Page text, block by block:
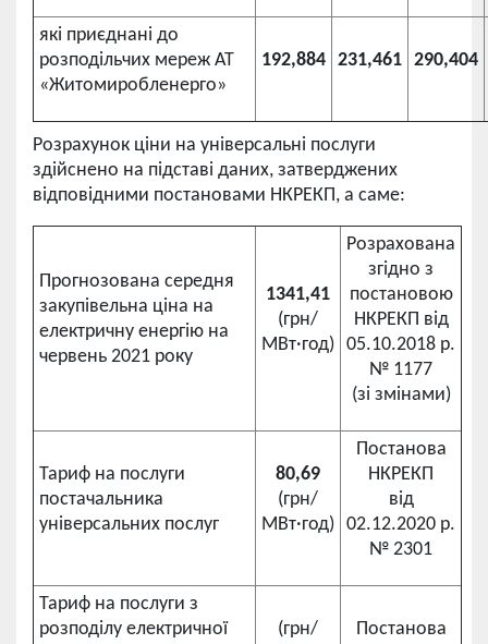
які приєднані до
розподільчих мереж АТ
«Житомиробленерго»
192,884 231,461 290,404
Розрахунок ціни на універсальні послуги
здійснено на підставі даних, затверджених
відповідними постановами НКРЕКП, а саме:
Прогнозована середня
закупівельна ціна на
електричну енергію на
червень 2021 року
1341,41
(грн/
МВт·год)
Розрахована
згідно з
постановою
НКРЕКП від
05.10.2018 р.
№ 1177
(зі змінами)
Тариф на послуги
постачальника
універсальних послуг
80,69
(грн/
МВт·год)
Постанова
НКРЕКП
від
02.12.2020 р.
№ 2301
Тариф на послуги з
розподілу електричної
(грн/ Постанова